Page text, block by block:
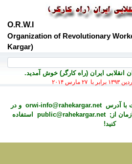
O.R.W.I
Organization of Revolutionary
Kargar)
انقلابی ايران (راه کارگر) خوش آمديد.
با آدرسorwi-info@rahekargar.net و در
از;public@rahekargar.net
استفاده
کنید!